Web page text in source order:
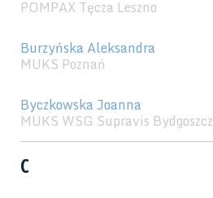
POMPAX Tęcza Leszno
Burzyńska Aleksandra
MUKS Poznań
Byczkowska Joanna
MUKS WSG Supravis Bydgoszcz
C